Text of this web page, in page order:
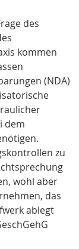
des
kommen
(NDA)
dem
zu
wohl aber
das
ablegt